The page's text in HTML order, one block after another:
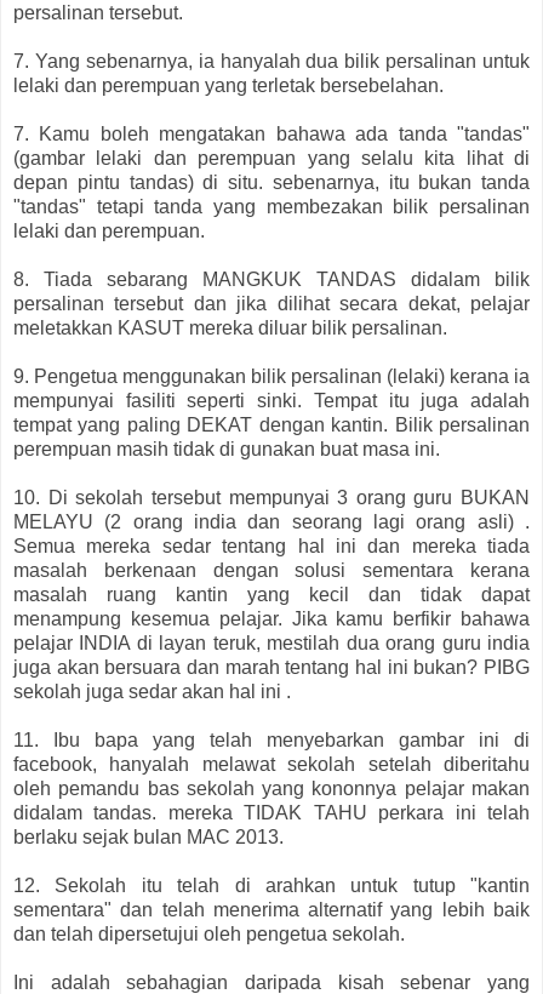
persalinan tersebut.
7. Yang sebenarnya, ia hanyalah dua bilik persalinan untuk
lelaki dan perempuan yang terletak bersebelahan.
7. Kamu boleh mengatakan bahawa ada tanda "tandas"
(gambar lelaki dan perempuan yang selalu kita lihat di
depan pintu tandas) di situ. sebenarnya, itu bukan tanda
"tandas" tetapi tanda yang membezakan bilik persalinan
lelaki dan perempuan.
8. Tiada sebarang MANGKUK TANDAS didalam bilik
persalinan tersebut dan jika dilihat secara dekat, pelajar
meletakkan KASUT mereka diluar bilik persalinan.
9. Pengetua menggunakan bilik persalinan (lelaki) kerana ia
mempunyai fasiliti seperti sinki. Tempat itu juga adalah
tempat yang paling DEKAT dengan kantin. Bilik persalinan
perempuan masih tidak di gunakan buat masa ini.
10. Di sekolah tersebut mempunyai 3 orang guru BUKAN
MELAYU (2 orang india dan seorang lagi orang asli) .
Semua mereka sedar tentang hal ini dan mereka tiada
masalah berkenaan dengan solusi sementara kerana
masalah ruang kantin yang kecil dan tidak dapat
menampung kesemua pelajar. Jika kamu berfikir bahawa
pelajar INDIA di layan teruk, mestilah dua orang guru india
juga akan bersuara dan marah tentang hal ini bukan? PIBG
sekolah juga sedar akan hal ini .
11. Ibu bapa yang telah menyebarkan gambar ini di
facebook, hanyalah melawat sekolah setelah diberitahu
oleh pemandu bas sekolah yang kononnya pelajar makan
didalam tandas. mereka TIDAK TAHU perkara ini telah
berlaku sejak bulan MAC 2013.
12. Sekolah itu telah di arahkan untuk tutup "kantin
sementara" dan telah menerima alternatif yang lebih baik
dan telah dipersetujui oleh pengetua sekolah.
Ini adalah sebahagian daripada kisah sebenar yang